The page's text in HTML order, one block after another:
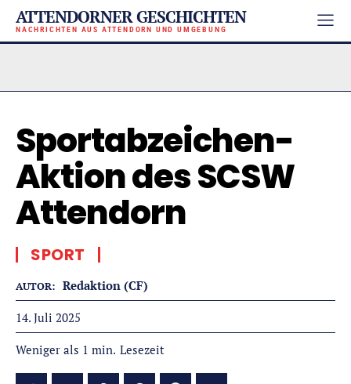
ATTENDORNER GESCHICHTEN
NACHRICHTEN AUS ATTENDORN UND UMGEBUNG
Sportabzeichen-
Aktion des SCSW
Attendorn
SPORT
AUTOR: Redaktion (CF)
14. Juli 2025
Weniger als 1 min. Lesezeit